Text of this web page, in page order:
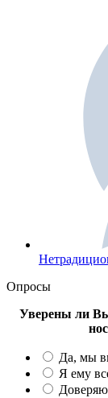
Опросы
Уверены ли
Да, мы
Я ему
Доверяю